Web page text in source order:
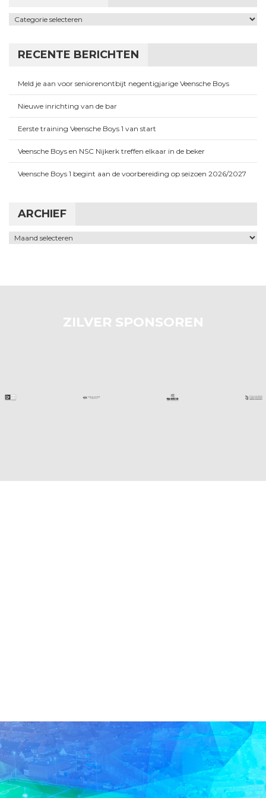
Categorieën
RECENTE BERICHTEN
Meld je aan voor seniorenontbijt negentigjarige Veensche Boys
Nieuwe inrichting van de bar
Eerste training Veensche Boys 1 van start
Veensche Boys en NSC Nijkerk treffen elkaar in de beker
Veensche Boys 1 begint aan de voorbereiding op seizoen 2026/2027
ARCHIEF
Archief
ZILVER SPONSOREN